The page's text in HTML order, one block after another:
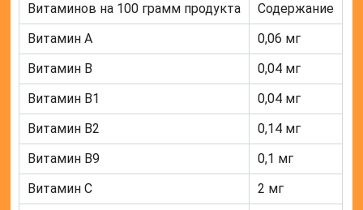
Витаминов на 100 грамм продукта
Содержание
Витамин А
0,06 мг
Витамин В
0,04 мг
Витамин В1
0,04 мг
Витамин В2
0,14 мг
Витамин В9
0,1 мг
Витамин С
2 мг